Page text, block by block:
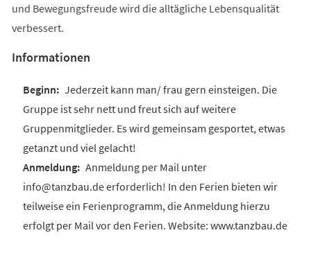
und Bewegungsfreude wird die alltägliche Lebensqualität
verbessert.
Informationen
Jederzeit kann man/ frau gern einsteigen. Die
Gruppe ist sehr nett und freut sich auf weitere
Gruppenmitglieder. Es wird gemeinsam gesportet, etwas
getanzt und viel gelacht!
Anmeldung per Mail unter
info@tanzbau.de erforderlich! In den Ferien bieten wir
teilweise ein Ferienprogramm, die Anmeldung hierzu
erfolgt per Mail vor den Ferien. Website: www.tanzbau.de